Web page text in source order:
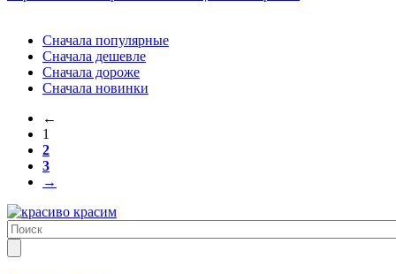
Сначала популярные
Сначала дешевле
Сначала дороже
Сначала новинки
←
1
2
3
→